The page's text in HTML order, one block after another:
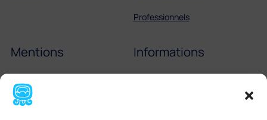
Professionnels
Mentions
Mentions légales
Cookies
Informations